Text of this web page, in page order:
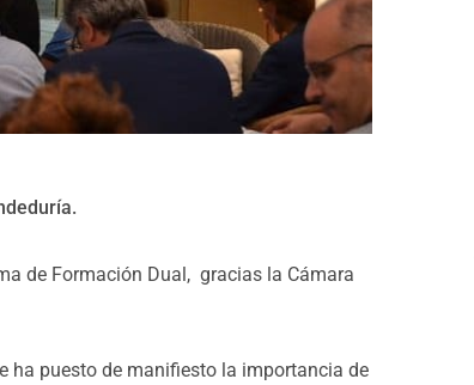
de Formación Dual, gracias la Cámara
ha puesto de manifiesto la importancia de